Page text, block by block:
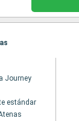
Journey
estándar